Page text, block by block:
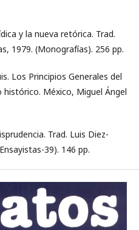
y la nueva retórica. Trad.
1979. (Monografías). 256 pp.
Los Principios Generales del
histórico. México, Miguel Ángel
Trad. Luis Diez-
39). 146 pp.